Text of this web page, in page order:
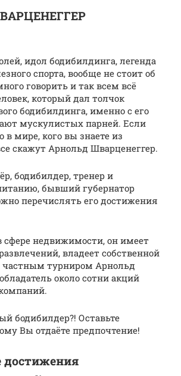
идол бодибилдинга, легенда
спорта, вообще не стоит об
говорить и так всем всё
который дал толчок
бодибилдинга, именно с его
мускулистых парней. Если
в мире, кого вы знаете из
скажут Арнольд Шварценеггер.
бодибилдер, тренер и
бывший губернатор
перечислять его достижения
сфере недвижимости, он имеет
владеет собственной
частным турниром Арнольд
около сотни акций
бодибилдер?! Оставьте
Вы отдаёте предпочтение!
достижения